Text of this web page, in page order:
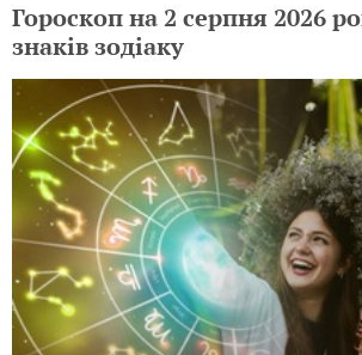
Гороскоп на 2 серпня 2026
знаків зодіаку